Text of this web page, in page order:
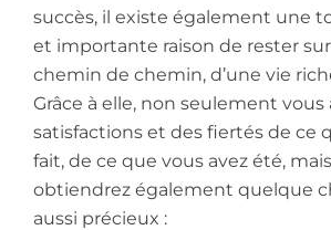
succès, il existe également une
et importante raison de rester
chemin de chemin, d’une vie
Grâce à elle, non seulement vous
satisfactions et des fiertés de ce
fait, de ce que vous avez été,
obtiendrez également quelque
aussi précieux :